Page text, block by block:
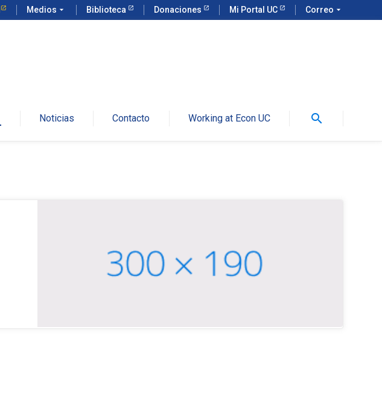
Medios arrow_drop_down Biblioteca Donaciones Mi Portal UC Correo arrow_drop_down
Noticias Contacto Working at Econ UC search